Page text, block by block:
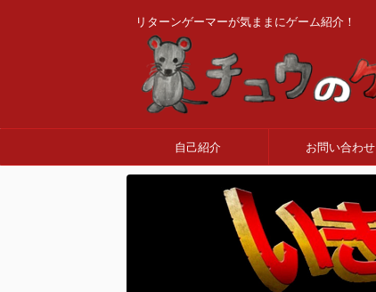
リターンゲーマーが気ままにゲーム紹介！
自己紹介 お問い合わせ